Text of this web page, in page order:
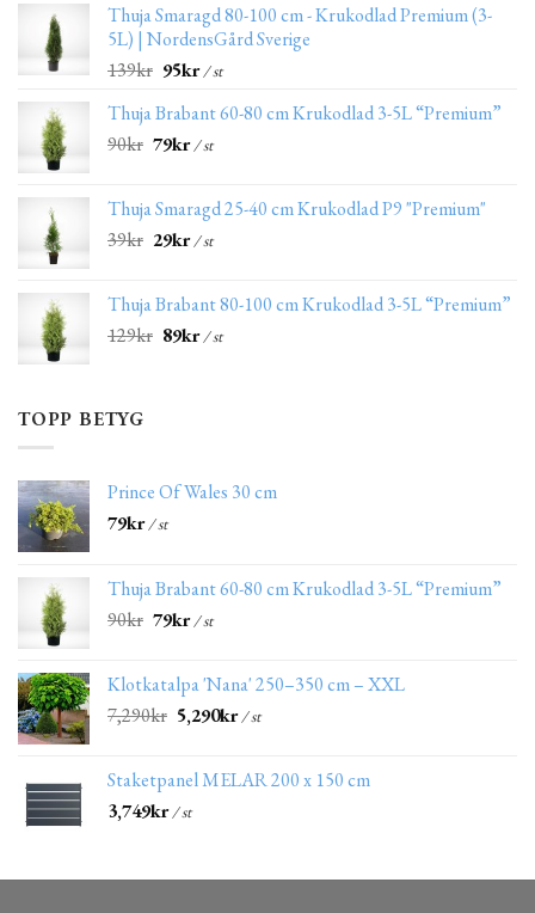
Thuja Smaragd 80-100 cm - Krukodlad Premium (3-
5L) | NordensGård Sverige
139kr 95kr/ st
Thuja Brabant 60-80 cm Krukodlad 3-5L “Premium”
90kr 79kr/ st
Thuja Smaragd 25-40 cm Krukodlad P9 "Premium"
39kr 29kr/ st
Thuja Brabant 80-100 cm Krukodlad 3-5L “Premium”
129kr 89kr/ st
TOPP BETYG
Prince Of Wales 30 cm
79kr/ st
Thuja Brabant 60-80 cm Krukodlad 3-5L “Premium”
90kr 79kr/ st
Klotkatalpa 'Nana' 250–350 cm – XXL
7,290kr 5,290kr/ st
Staketpanel MELAR 200 x 150 cm
3,749kr/ st